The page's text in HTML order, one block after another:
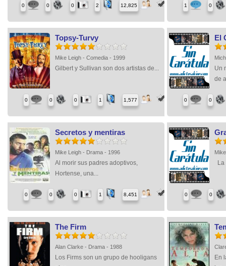
0 0 0 2 12,825 1 0
Topsy-Turvy
Mike Leigh - Comedia - 1999
Gilbert y Sullivan son dos artistas de...
0 0 0 1 1,577
El
Un
de
0 0
Secretos y mentiras
Mike Leigh - Drama - 1996
Al morir sus padres adoptivos,
Hortense, una...
0 0 0 1 8,451
La
0 0
The Firm
Alan Clarke - Drama - 1988
Los Firms son un grupo de hooligans
En